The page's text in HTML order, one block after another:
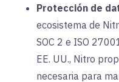
Protección de
ecosistema de
SOC 2 e ISO
EE. UU., Nitro
necesaria para